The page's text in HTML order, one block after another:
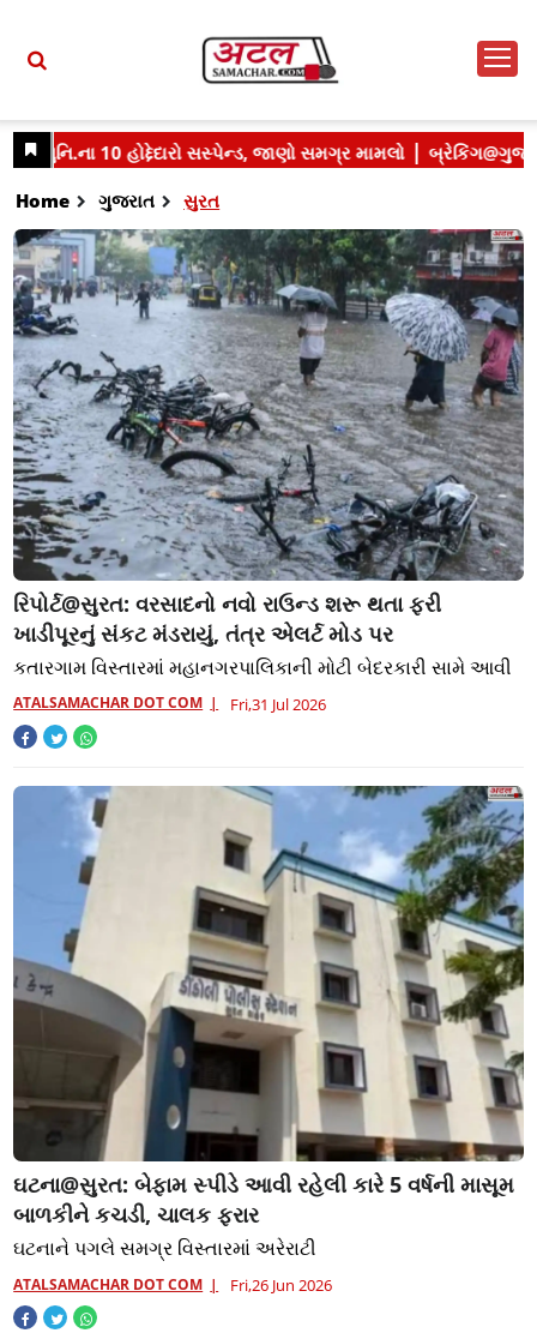
Home ગુજરાત સુરત
રિપોર્ટ@સુરત: વરસાદનો નવો રાઉન્ડ શરૂ થતા ફરી
ખાડીપૂરનું સંકટ મંડરાયું, તંત્ર એલર્ટ મોડ પર
કતારગામ વિસ્તારમાં મહાનગરપાલિકાની મોટી બેદરકારી સામે આવી
ATALSAMACHAR DOT COM Fri,31 Jul 2026
ઘટના@સુરત: બેફામ સ્પીડે આવી રહેલી કારે 5 વર્ષની માસૂમ
બાળકીને કચડી, ચાલક ફરાર
ઘટનાને પગલે સમગ્ર વિસ્તારમાં અરેરાટી
ATALSAMACHAR DOT COM Fri,26 Jun 2026